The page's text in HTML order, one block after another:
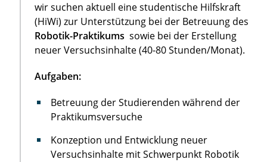
wir suchen aktuell eine studentische Hilfskraft
(HiWi) zur Unterstützung bei der Betreuung des
Robotik-Praktikums sowie bei der Erstellung
neuer Versuchsinhalte (40-80 Stunden/Monat).
Aufgaben:
Betreuung der Studierenden während der
Praktikumsversuche
Konzeption und Entwicklung neuer
Versuchsinhalte mit Schwerpunkt Robotik